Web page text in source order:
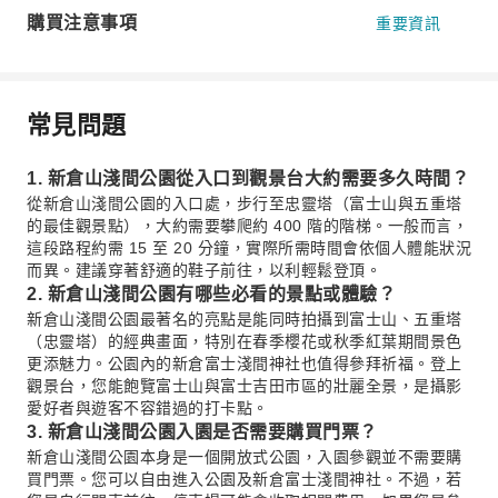
購買注意事項 重要資訊
常見問題
1. 新倉山淺間公園從入口到觀景台大約需要多久時間？
從新倉山淺間公園的入口處，步行至忠靈塔（富士山與五重塔
的最佳觀景點），大約需要攀爬約 400 階的階梯。一般而言，
這段路程約需 15 至 20 分鐘，實際所需時間會依個人體能狀況
而異。建議穿著舒適的鞋子前往，以利輕鬆登頂。
2. 新倉山淺間公園有哪些必看的景點或體驗？
新倉山淺間公園最著名的亮點是能同時拍攝到富士山、五重塔
（忠靈塔）的經典畫面，特別在春季櫻花或秋季紅葉期間景色
更添魅力。公園內的新倉富士淺間神社也值得參拜祈福。登上
觀景台，您能飽覽富士山與富士吉田市區的壯麗全景，是攝影
愛好者與遊客不容錯過的打卡點。
3. 新倉山淺間公園入園是否需要購買門票？
新倉山淺間公園本身是一個開放式公園，入園參觀並不需要購
買門票。您可以自由進入公園及新倉富士淺間神社。不過，若